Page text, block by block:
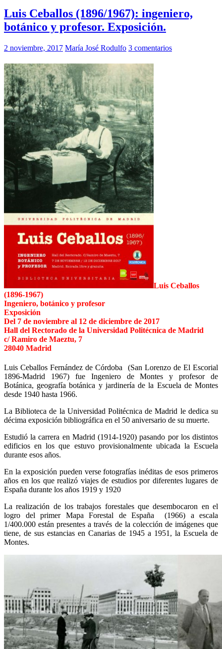
Luis Ceballos (1896/1967): ingeniero,
botánico y profesor. Exposición.
2 noviembre, 2017 María José Rodulfo 3 comentarios
Luis Ceballos
(1896-1967)
Ingeniero, botánico y profesor
Exposición
Del 7 de noviembre al 12 de diciembre de 2017
Hall del Rectorado de la Universidad Politécnica de Madrid
c/ Ramiro de Maeztu, 7
28040 Madrid
Luis Ceballos Fernández de Córdoba (San Lorenzo de El Escorial
1896-Madrid 1967) fue Ingeniero de Montes y profesor de
Botánica, geografía botánica y jardinería de la Escuela de Montes
desde 1940 hasta 1966.
La Biblioteca de la Universidad Politécnica de Madrid le dedica su
décima exposición bibliográfica en el 50 aniversario de su muerte.
Estudió la carrera en Madrid (1914-1920) pasando por los distintos
edificios en los que estuvo provisionalmente ubicada la Escuela
durante esos años.
En la exposición pueden verse fotografías inéditas de esos primeros
años en los que realizó viajes de estudios por diferentes lugares de
España durante los años 1919 y 1920
La realización de los trabajos forestales que desembocaron en el
logro del primer Mapa Forestal de España (1966) a escala
1/400.000 están presentes a través de la colección de imágenes que
tiene, de sus estancias en Canarias de 1945 a 1951, la Escuela de
Montes.